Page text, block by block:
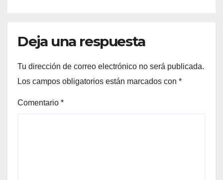
Deja una respuesta
Tu dirección de correo electrónico no será publicada.
Los campos obligatorios están marcados con *
Comentario *